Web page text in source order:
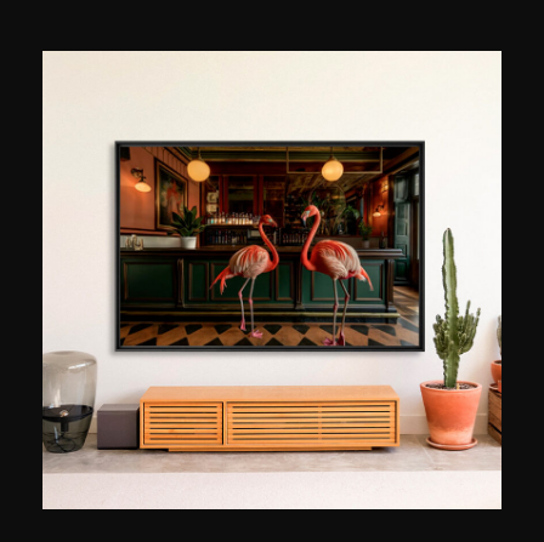
carrera internacional, colaborando con marcas
como Dior, Vichy y La Perla, y publicaciones
como Vogue y Harper's Bazaar. Además de su
trabajo fotográfico, explora el vídeo y proyectos
personales, desarrollando un estilo visual único,
íntimo y cinematográfico a la vez.